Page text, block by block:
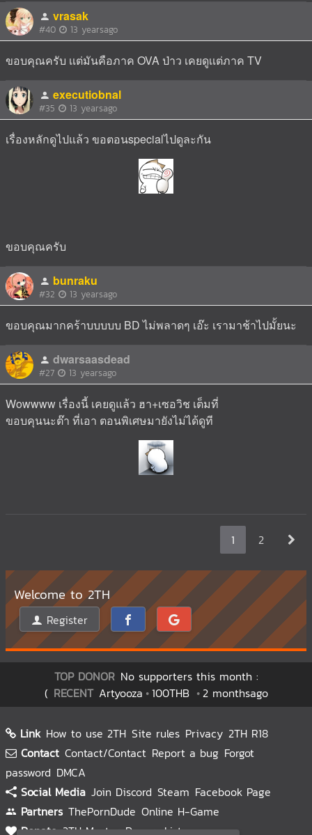
vrasak
#40 13 yearsago
ขอบคุณครับ เเต่มันคือภาค OVA ป่าว เคยดูเเต่ภาค TV
executiobnal
#35 13 yearsago
เรื่องหลักดูไปแล้ว ขอตอนspecialไปดูละกัน
ขอบคุณครับ
bunraku
#32 13 yearsago
ขอบคุณมากคร้าบบบบบ BD ไม่พลาดๆ เอ๊ะ เรามาช้าไปมั้ยนะ
dwarsaasdead
#27 13 yearsago
Wowwww เรื่องนี้ เคยดูแล้ว ฮา+เซอวิช เต็มที่
ขอบคุนนะต๊า ที่เอา ตอนพิเศษมายังไม่ได้ดูที
1 2
Welcome to 2TH
Register
TOP DONOR No supporters this month :
( RECENT Artyooza 100THB 2 monthsago
Link How to use 2TH Site rules Privacy 2TH R18
Contact Contact/Contact Report a bug Forgot
password DMCA
Social Media Join Discord Steam Facebook Page
Partners ThePornDude Online H-Game
Donate 2TH Master Donors List